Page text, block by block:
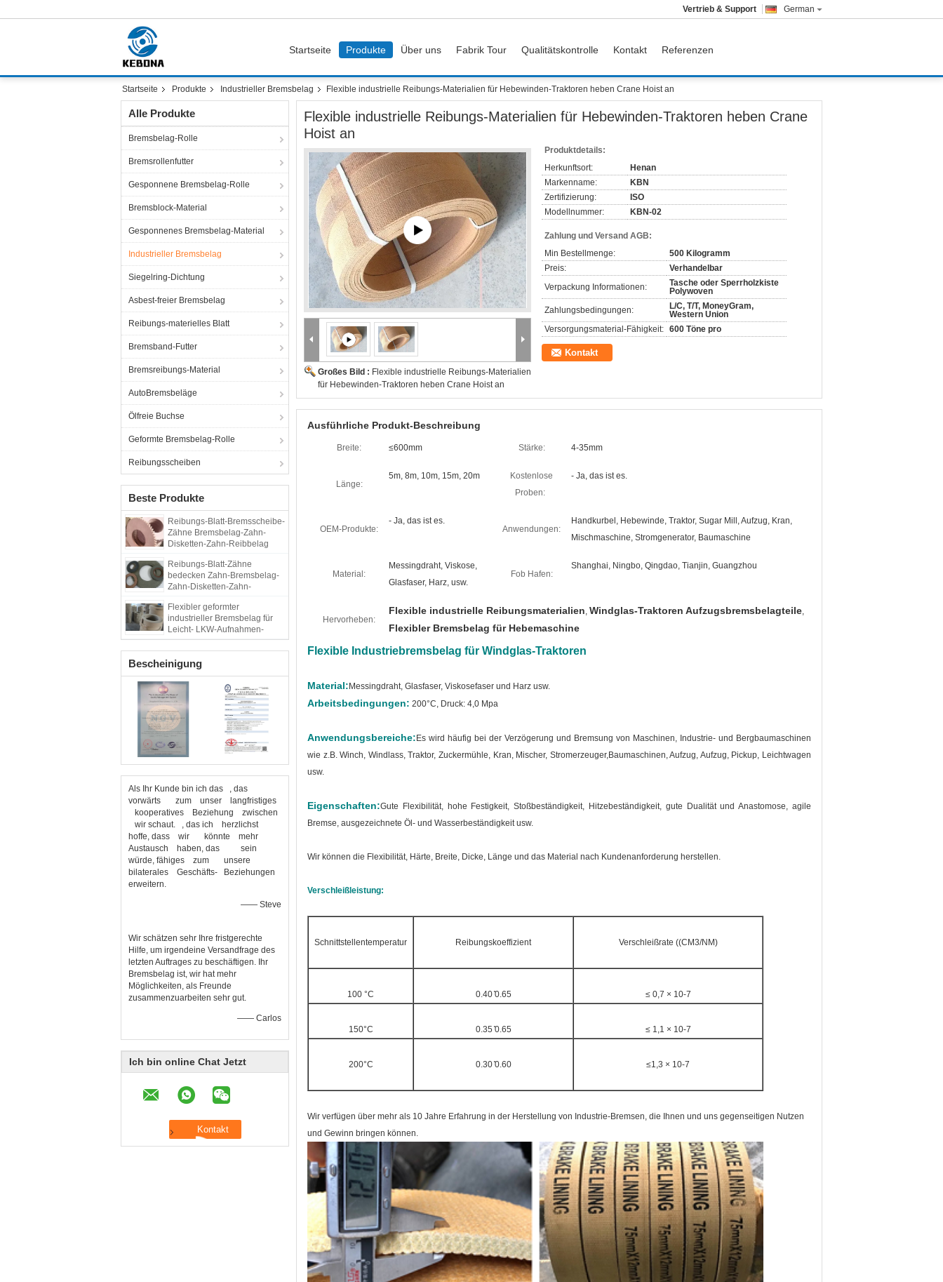
German
Vertrieb & Support
Startseite Produkte Über uns Fabrik Tour Qualitätskontrolle Kontakt Referenzen
Startseite Produkte Industrieller Bremsbelag Flexible industrielle Reibungs-Materialien für Hebewinden-Traktoren heben Crane Hoist an
Alle Produkte
Bremsbelag-Rolle
Bremsrollenfutter
Gesponnene Bremsbelag-Rolle
Bremsblock-Material
Gesponnenes Bremsbelag-Material
Industrieller Bremsbelag
Siegelring-Dichtung
Asbest-freier Bremsbelag
Reibungs-materielles Blatt
Bremsband-Futter
Bremsreibungs-Material
AutoBremsbeläge
Ölfreie Buchse
Geformte Bremsbelag-Rolle
Reibungsscheiben
Beste Produkte
Reibungs-Blatt-Bremsscheibe-
Zähne Bremsbelag-Zahn-
Disketten-Zahn-Reibbelag
Reibungs-Blatt-Zähne
bedecken Zahn-Bremsbelag-
Zahn-Disketten-Zahn-
Flexibler geformter
industrieller Bremsbelag für
Leicht- LKW-Aufnahmen-
Motorrad
Bescheinigung
Als Ihr Kunde bin ich das , das
vorwärts zum unser langfristiges
kooperatives Beziehung zwischen
wir schaut. , das ich herzlichst
hoffe, dass wir könnte mehr
Austausch haben, das sein
würde, fähiges zum unsere
bilaterales Geschäfts- Beziehungen
erweitern.
—— Steve
Wir schätzen sehr Ihre fristgerechte
Hilfe, um irgendeine Versandfrage des
letzten Auftrages zu beschäftigen. Ihr
Bremsbelag ist, wir hat mehr
Möglichkeiten, als Freunde
zusammenzuarbeiten sehr gut.
—— Carlos
Ich bin online Chat Jetzt
Flexible industrielle Reibungs-Materialien für Hebewinden-Traktoren heben Crane
Hoist an
Großes Bild : Flexible industrielle Reibungs-Materialien
für Hebewinden-Traktoren heben Crane Hoist an
Produktdetails:
Herkunftsort:
Henan
Markenname:
KBN
Zertifizierung:
ISO
Modellnummer:
KBN-02
Zahlung und Versand AGB:
Min Bestellmenge:
500 Kilogramm
Preis:
Verhandelbar
Verpackung Informationen:
Tasche oder Sperrholzkiste
Polywoven
Zahlungsbedingungen:
L/C, T/T, MoneyGram,
Western Union
Versorgungsmaterial-Fähigkeit: 600 Töne pro
Kontakt
Ausführliche Produkt-Beschreibung
Breite: ≤600mm Stärke: 4-35mm
Länge:
5m, 8m, 10m, 15m, 20m
Kostenlose
Proben:
- Ja, das ist es.
OEM-Produkte:
- Ja, das ist es.
Anwendungen:
Handkurbel, Hebewinde, Traktor, Sugar Mill, Aufzug, Kran,
Mischmaschine, Stromgenerator, Baumaschine
Material:
Messingdraht, Viskose,
Glasfaser, Harz, usw.
Fob Hafen:
Shanghai, Ningbo, Qingdao, Tianjin, Guangzhou
Hervorheben:
Flexible industrielle Reibungsmaterialien, Windglas-Traktoren Aufzugsbremsbelagteile,
Flexibler Bremsbelag für Hebemaschine
Flexible Industriebremsbelag für Windglas-Traktoren
Material: Messingdraht, Glasfaser, Viskosefaser und Harz usw.
Arbeitsbedingungen: 200°C, Druck: 4,0 Mpa
Anwendungsbereiche: Es wird häufig bei der Verzögerung und Bremsung von Maschinen, Industrie- und Bergbaumaschinen
wie z.B. Winch, Windlass, Traktor, Zuckermühle, Kran, Mischer, Stromerzeuger,Baumaschinen, Aufzug, Aufzug, Pickup, Leichtwagen
usw.
Eigenschaften:Gute Flexibilität, hohe Festigkeit, Stoßbeständigkeit, Hitzebeständigkeit, gute Dualität und Anastomose, agile
Bremse, ausgezeichnete Öl- und Wasserbeständigkeit usw.
Wir können die Flexibilität, Härte, Breite, Dicke, Länge und das Material nach Kundenanforderung herstellen.
Verschleißleistung:
Schnittstellentemperatur Reibungskoeffizient Verschleißrate ((CM3/NM)
100 °C 0.40 ̊0.65 ≤ 0,7 × 10-7
150°C 0.35 ̊0.65 ≤ 1,1 × 10-7
200°C 0.30 ̊0.60 ≤1,3 × 10-7
Wir verfügen über mehr als 10 Jahre Erfahrung in der Herstellung von Industrie-Bremsen, die Ihnen und uns gegenseitigen Nutzen
und Gewinn bringen können.